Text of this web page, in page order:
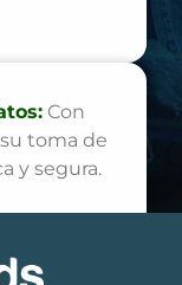
Con
toma de
y segura.